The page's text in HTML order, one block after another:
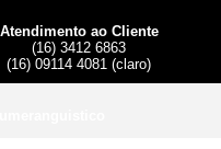
Atendimento ao Cliente
(16) 3412 6863
(16) 09114 4081 (claro)